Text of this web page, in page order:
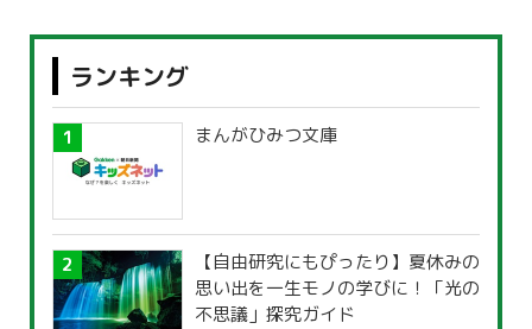
ランキング
まんがひみつ文庫
【自由研究にもぴったり】夏休みの
思い出を一生モノの学びに！「光の
不思議」探究ガイド